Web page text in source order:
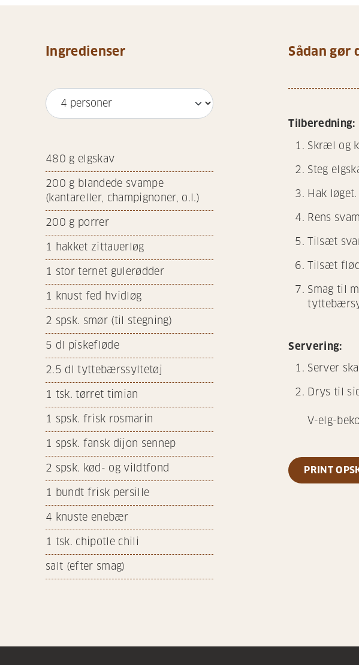
Ingredienser
480 g elgskav
200 g blandede svampe
(kantareller, champignoner, o.l.)
200 g porrer
1 hakket zittauerløg
1 stor ternet gulerødder
1 knust fed hvidløg
2 spsk. smør (til stegning)
5 dl piskefløde
2.5 dl tyttebærssyltetøj
1 tsk. tørret timian
1 spsk. frisk rosmarin
1 spsk. fansk dijon sennep
2 spsk. kød- og vildtfond
1 bundt frisk persille
4 knuste enebær
1 tsk. chipotle chili
salt (efter smag)
Sådan gør
Tilberedning:
Skræl og
Steg
Hak løget.
Rens
Tilsæt
Tilsæt
Smag til
Servering:
Server
Drys til
V-elg-
PRINT